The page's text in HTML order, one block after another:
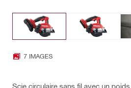
7 IMAGES
Scie circulaire sans fil avec un